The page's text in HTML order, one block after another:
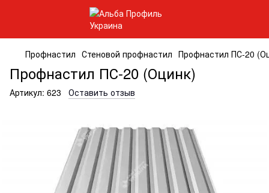
Профнастил Стеновой профнастил Профнастил ПС-20
Профнастил ПС-20 (Оцинк)
Артикул: 623 Оставить отзыв